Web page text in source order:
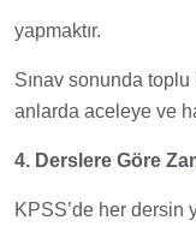
yapmaktır.
Sınav sonunda toplu
anlarda aceleye ve
4. Derslere Göre
KPSS’de her dersin